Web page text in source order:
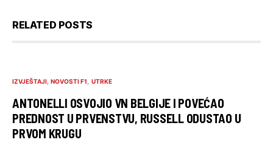
RELATED POSTS
IZVJEŠTAJI NOVOSTI F1 UTRKE
ANTONELLI OSVOJIO VN BELGIJE I POVEĆAO
PREDNOST U PRVENSTVU, RUSSELL ODUSTAO U
PRVOM KRUGU